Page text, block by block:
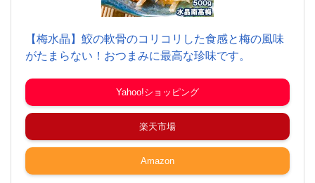
【梅水晶】鮫の軟骨のコリコリした食感と梅の風味
がたまらない！おつまみに最高な珍味です。
Yahoo!ショッピング
楽天市場
Amazon